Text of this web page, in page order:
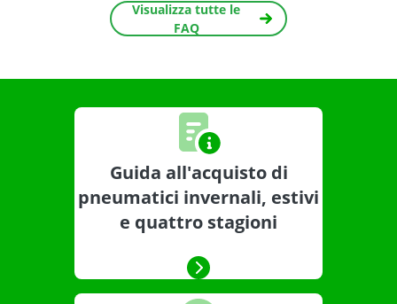
Visualizza tutte le
FAQ
Guida all'acquisto di
pneumatici invernali, estivi
e quattro stagioni